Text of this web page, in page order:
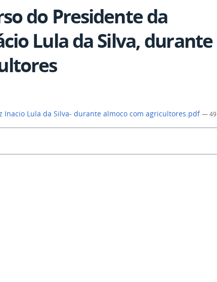
do Presidente da
Lula da Silva, durante
Inacio Lula da Silva- durante almoco com agricultores.pdf— 49